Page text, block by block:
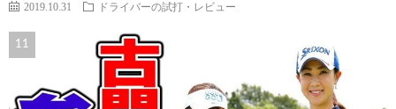
2019.10.31 ドライバーの試打・レビュー